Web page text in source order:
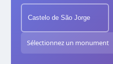
Castelo de São Jorge
Sélectionnez un monument